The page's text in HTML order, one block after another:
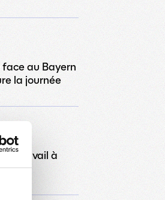
au Bayern
la journée
de travail à